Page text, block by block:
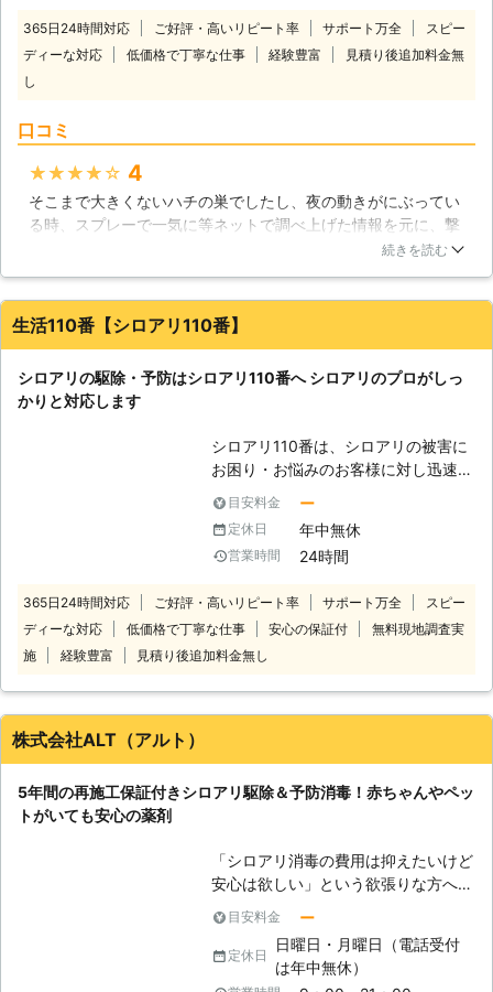
ません。しかし、私たちアールズホー
ルディングスには何の問題もありませ
虫駆除、シロアリ駆除はぜひ私たちに
合わせをお待ちしております。 【湿
気は要注意です】 シロアリの大好物
は木材ですが、湿った木材しか食べな
ロアリは陽気な環境よりも暗くて湿っ
た環境を好むために、湿度が高いと鉱
をしないといけません。床下に被害が
【積極的に対応しております】 シロ
アリ駆除に関しては積極的に対応して
おりますので、ぜひとも私たちアール
ズホールディングスにシロアリ駆除を
おまかせください。皆さまの家をシロ
アリの被害から全力で守らせていただ
きます。またシロアリ以外の害虫であ
っても、例えばゴキブリやムカデなど
の駆除も行っておりますのでぜひとも
ご相談ください。
365日24時間対応 ご好評・高いリピート率 サポート万全
スピー
ディーな対応
低価格で丁寧な仕事 経験豊富
見積り後追加料金無
し
口コミ
★★★★★ 4
そこまで大きくないハチの巣でしたし、夜の動きがにぶってい
る時、スプレーで一気に等ネットで調べ上げた情報を元に、撃
退しようとしておりました。結果失敗し、何か所か刺され、こ
だきました。最初から頼めば良かったです。また機会があれ
ば、お願いします。
東京都 渋谷区 2016年11月30日
続きを読む
生活110番【シロアリ110番】
シロアリの駆除・予防はシロアリ110番へ シロアリのプロがしっ
かりと対応します
シロアリ110番は、シロアリの被害に
お困り・お悩みのお客様に対し迅速な
対応をさせていただいております。
シロアリは一匹でもいたら3万匹はい
ると言われています。もしも家の中や
お庭などでシロアリを見かけた際は被
い。駆除が遅れると、さらに被害が拡
大します。シロアリ110番では全国数
多くの加盟店と提携していますので、
経験と実績が豊富だから、これまでに
ら、施工に必要な時間も短縮。そし
て、常にお客様目線での作業を心掛け
やマンションなどの貨物物件などに出
現したシロアリの駆除、防除も対応し
ております。アリみたいな虫がいたけ
る…一回見積もりだけでもしてもらい
たい。ささいなことでも一度シロアリ
目安料金 ー
定休日 年中無休
営業時間 24時間
365日24時間対応 ご好評・高いリピート率 サポート万全
スピー
ディーな対応
低価格で丁寧な仕事 安心の保証付
無料現地調査実
施
経験豊富 見積り後追加料金無し
株式会社ALT（アルト）
5年間の再施工保証付きシロアリ駆除＆予防消毒！赤ちゃんやペッ
トがいても安心の薬剤
「シロアリ消毒の費用は抑えたいけど
安心は欲しい」という欲張りな方へ
シロアリ駆除＆予防消毒工事に1平米
1,272円（税込）～対応します！ 5年
間の再施工保証付きで、1年毎に無償
のアフターサービスを行います！ 自
目安料金 ー
定休日
日曜日・月曜日（電話受付
は年中無休）